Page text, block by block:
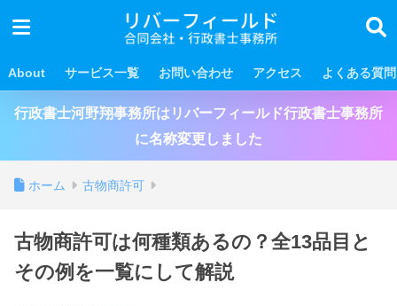
About サービス一覧 お問い合わせ アクセス よくある質問
行政書士河野翔事務所はリバーフィールド行政書士事務所
に名称変更しました
ホーム 古物商許可
古物商許可は何種類あるの？全13品目と
その例を一覧にして解説